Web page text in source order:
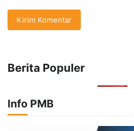
Berita Populer
Info PMB